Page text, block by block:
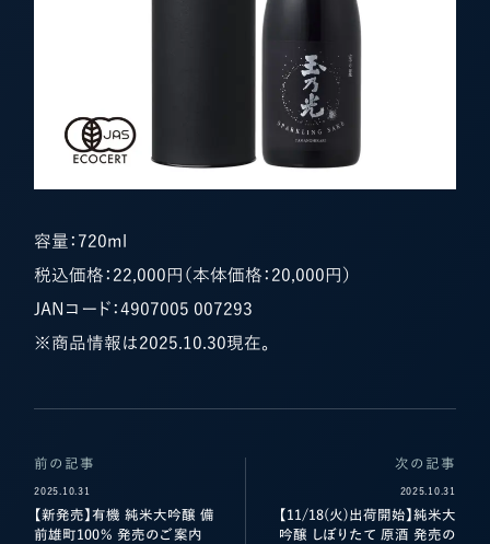
容量：720ml
税込価格：22,000円（本体価格：20,000円）
JANコード：4907005 007293
※商品情報は2025.10.30現在。
前の記事
2025.10.31
【新発売】有機 純米大吟醸 備
前雄町100％ 発売のご案内
次の記事
2025.10.31
【11/18(火)出荷開始】純米大
吟醸 しぼりたて 原酒 発売の